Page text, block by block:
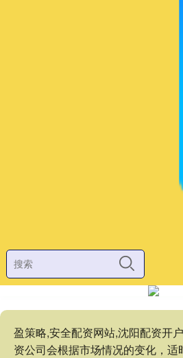
盈策略,安全配资网站,沈阳配资开
资公司会根据市场情况的变化，适